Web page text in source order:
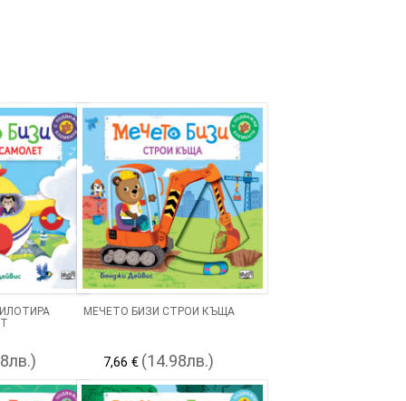
МЕЧЕТО БИЗИ СТРОИ КЪЩА
7,66 € (14.98лв.)